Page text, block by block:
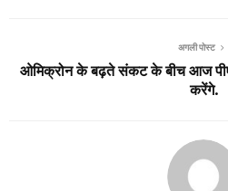
अगली पोस्ट
ओमिक्रोन के बढ़ते संकट के बीच आज
करेंगे.